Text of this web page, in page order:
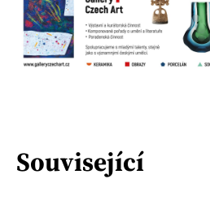
Související